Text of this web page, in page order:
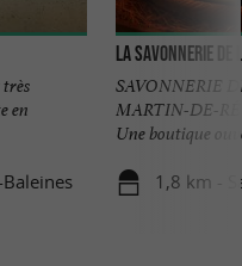
très
en
La Savonnerie de
SAVONNERIE
MARTIN-DE-
Une boutique
1,8 km -